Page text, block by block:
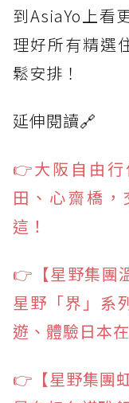
到AsiaYo上看
理好所有精選
鬆安排！
延伸閱讀🔗
👉大阪自由
田、心齋橋
這！
👉【星野集團
星野「界」系
遊、體驗日本
👉【星野集團